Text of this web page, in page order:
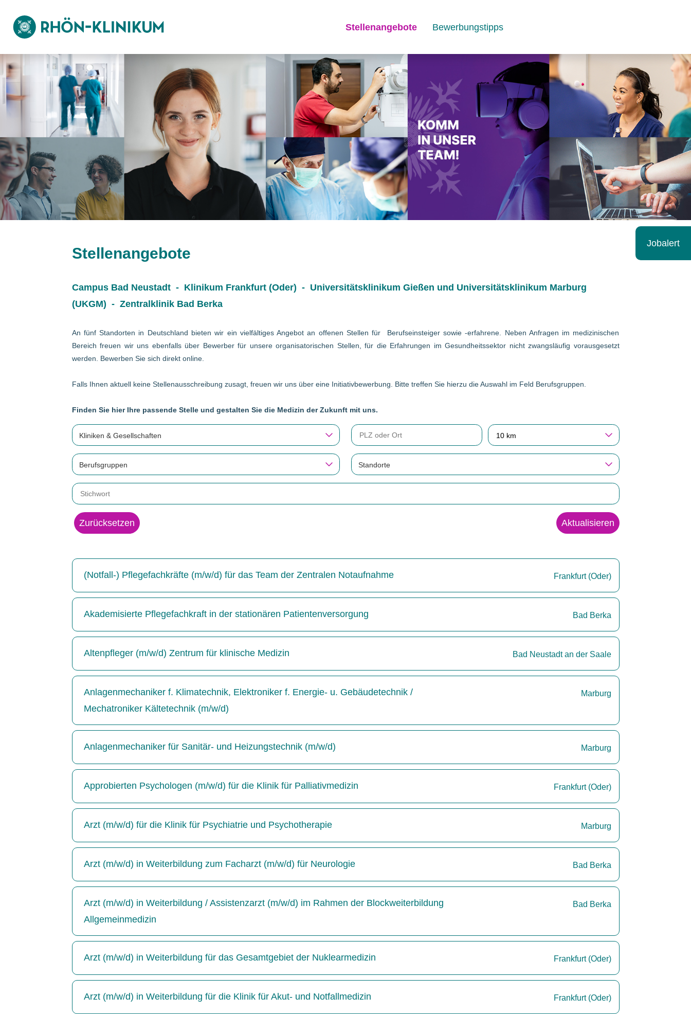
Stellenangebote Bewerbungstipps
Stellenangebote
Campus Bad Neustadt - Klinikum Frankfurt (Oder) - Universitätsklinikum Gießen und Universitätsklinikum Marburg
(UKGM) - Zentralklinik Bad Berka
An fünf Standorten in Deutschland bieten wir ein vielfältiges Angebot an offenen Stellen für Berufseinsteiger sowie -erfahrene. Neben Anfragen im medizinischen
Bereich freuen wir uns ebenfalls über Bewerber für unsere organisatorischen Stellen, für die Erfahrungen im Gesundheitssektor nicht zwangsläufig vorausgesetzt
werden. Bewerben Sie sich direkt online.
Falls Ihnen aktuell keine Stellenausschreibung zusagt, freuen wir uns über eine Initiativbewerbung. Bitte treffen Sie hierzu die Auswahl im Feld Berufsgruppen.
Finden Sie hier Ihre passende Stelle und gestalten Sie die Medizin der Zukunft mit uns.
Kliniken & Gesellschaften 10 km
Berufsgruppen Standorte
Zurücksetzen Aktualisieren
(Notfall-) Pflegefachkräfte (m/w/d) für das Team der Zentralen Notaufnahme Frankfurt (Oder)
Akademisierte Pflegefachkraft in der stationären Patientenversorgung Bad Berka
Altenpfleger (m/w/d) Zentrum für klinische Medizin Bad Neustadt an der Saale
Anlagenmechaniker f. Klimatechnik, Elektroniker f. Energie- u. Gebäudetechnik /
Mechatroniker Kältetechnik (m/w/d)
Marburg
Anlagenmechaniker für Sanitär- und Heizungstechnik (m/w/d) Marburg
Approbierten Psychologen (m/w/d) für die Klinik für Palliativmedizin Frankfurt (Oder)
Arzt (m/w/d) für die Klinik für Psychiatrie und Psychotherapie Marburg
Arzt (m/w/d) in Weiterbildung zum Facharzt (m/w/d) für Neurologie Bad Berka
Arzt (m/w/d) in Weiterbildung / Assistenzarzt (m/w/d) im Rahmen der Blockweiterbildung
Allgemeinmedizin
Bad Berka
Arzt (m/w/d) in Weiterbildung für das Gesamtgebiet der Nuklearmedizin Frankfurt (Oder)
Arzt (m/w/d) in Weiterbildung für die Klinik für Akut- und Notfallmedizin Frankfurt (Oder)
Jobalert